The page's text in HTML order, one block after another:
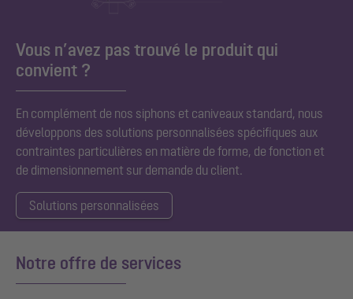
Vous n’avez pas trouvé le produit qui
convient ?
En complément de nos siphons et caniveaux standard, nous
développons des solutions personnalisées spécifiques aux
contraintes particulières en matière de forme, de fonction et
de dimensionnement sur demande du client.
Solutions personnalisées
Notre offre de services